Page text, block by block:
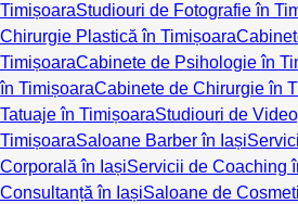
TimișoaraStudiouri de Fotografie în
Chirurgie Plastică în Timișoara
TimișoaraCabinete de Psihologie în
în TimișoaraCabinete de Chirurgie în
Tatuaje în TimișoaraStudiouri de
TimișoaraSaloane Barber în Iași
Corporală în IașiServicii de Coaching
Consultanță în IașiSaloane de